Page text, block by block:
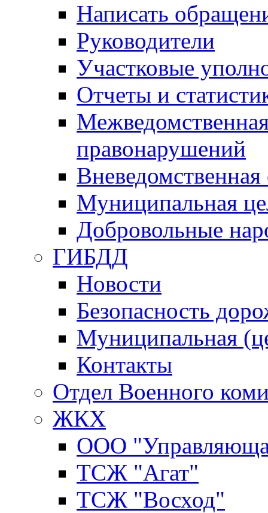
Написать
Руководители
Участковые
Отчеты и
правонарушений
Вневедомственная
Муниципальная
Добровольные
ГИБДД
Новости
Безопасность
Муниципальная
Контакты
Отдел Военного
ЖКХ
ООО
ТСЖ "Агат"
ТСЖ "Восход"